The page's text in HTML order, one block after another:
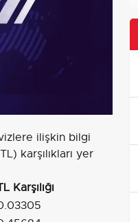
ilişkin bilgi
karşılıkları yer
Karşılığı